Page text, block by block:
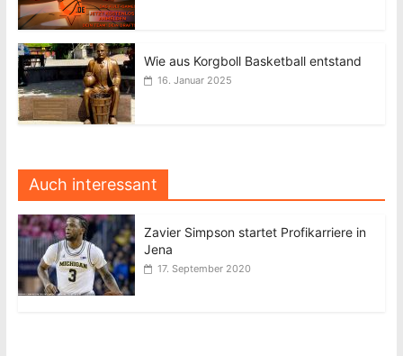
Wie aus Korgboll Basketball entstand
16. Januar 2025
Auch interessant
Zavier Simpson startet Profikarriere in
Jena
17. September 2020